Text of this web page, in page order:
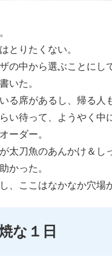
とりたくない。
の中から選ぶことに
いた。
る席があるし、帰る人
い待って、ようやく中
ーダー。
太刀魚のあんかけ＆し
かった。
、ここはなかなか穴場
な１日